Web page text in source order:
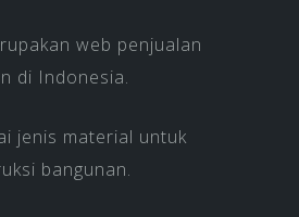
web penjualan
di Indonesia.
jenis material untuk
bangunan.